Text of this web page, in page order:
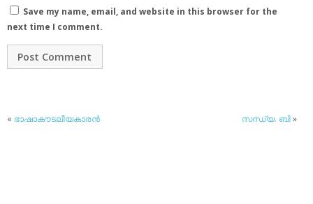
Save my name, email, and website in this browser for the
next time I comment.
« ഭാഷാകൗടലീയകാരന്‍ സന്ധ്യ. ബി»